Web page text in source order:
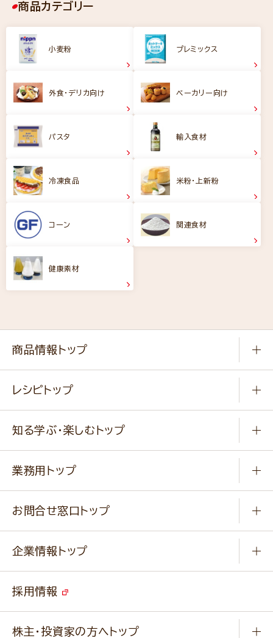
商品カテゴリー
小麦粉 プレミックス
外食・デリカ向け ベーカリー向け
パスタ 輸入食材
冷凍食品 米粉・上新粉
コーン 関連食材
健康素材
商品情報トップ
健康食品・他
新商品・リニューアル商品
通販サイト一覧
レシピトップ
作り方動画
みなさまのレシピはこちら
知る学ぶ・楽しむトップ
ふっくらパンをつくりましょう
キャンペーン
業務用トップ
ニップンの アマニ 業務用サイト
ベジカフェブランドサイト
お問合せ窓口トップ
改善事例
業務用商品のお問合せ
企業情報トップ
事業紹介
採用情報
株主・投資家の方へトップ